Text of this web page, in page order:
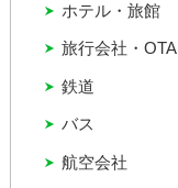
バス
ホテル・旅館
旅行会社・OTA
航空会社
鉄道